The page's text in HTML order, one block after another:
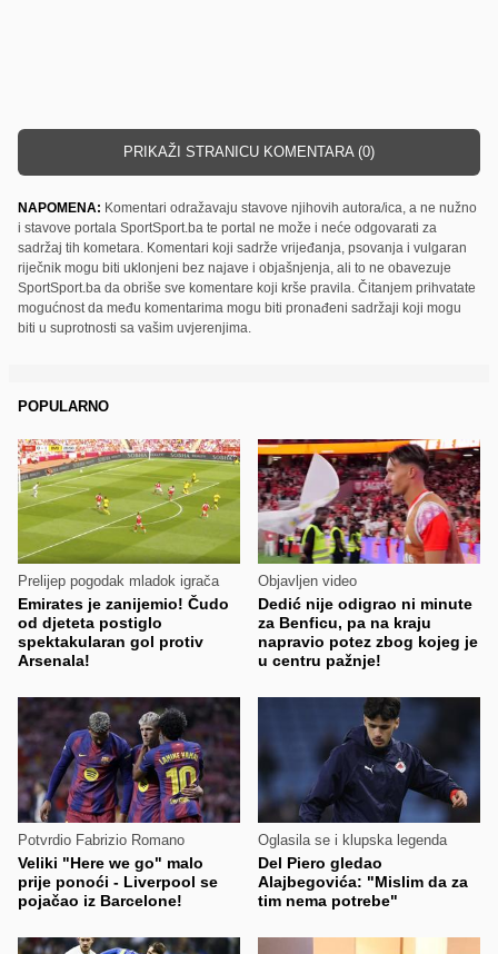
PRIKAŽI STRANICU KOMENTARA (0)
NAPOMENA: Komentari odražavaju stavove njihovih autora/ica, a ne nužno
i stavove portala SportSport.ba te portal ne može i neće odgovarati za
sadržaj tih kometara. Komentari koji sadrže vrijeđanja, psovanja i vulgaran
riječnik mogu biti uklonjeni bez najave i objašnjenja, ali to ne obavezuje
SportSport.ba da obriše sve komentare koji krše pravila. Čitanjem prihvatate
mogućnost da među komentarima mogu biti pronađeni sadržaji koji mogu
biti u suprotnosti sa vašim uvjerenjima.
POPULARNO
Prelijep pogodak mladok igrača
Emirates je zanijemio! Čudo
od djeteta postiglo
spektakularan gol protiv
Arsenala!
Objavljen video
Dedić nije odigrao ni minute
za Benficu, pa na kraju
napravio potez zbog kojeg je
u centru pažnje!
Potvrdio Fabrizio Romano
Veliki "Here we go" malo
prije ponoći - Liverpool se
pojačao iz Barcelone!
Oglasila se i klupska legenda
Del Piero gledao
Alajbegovića: "Mislim da za
tim nema potrebe"